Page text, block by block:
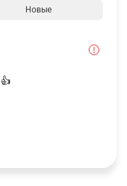
Новые